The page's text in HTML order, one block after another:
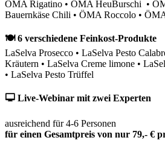
ÖMA Rigatino • ÖMA HeuBurschi •
Bauernkäse Chili • ÖMA Roccolo •
🍽 6 verschiedene Feinkost-Produkte
LaSelva Prosecco • LaSelva Pesto
Kräutern • LaSelva Creme limone •
• LaSelva Pesto Trüffel
🖵 Live-Webinar mit zwei Experten
ausreichend für 4-6 Personen
für einen Gesamtpreis von nur 79,- €